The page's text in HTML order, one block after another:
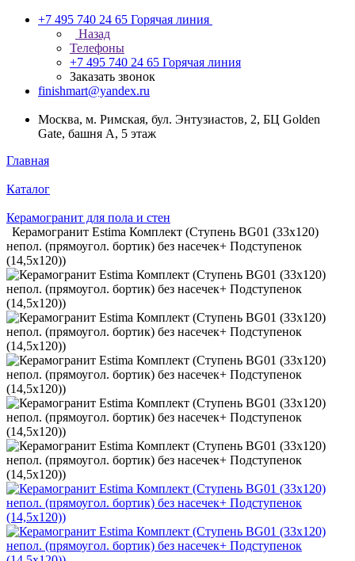
+7 495 740 24 65 Горячая линия
Назад
Телефоны
+7 495 740 24 65 Горячая линия
Заказать звонок
finishmart@yandex.ru
Москва, м. Римская, бул. Энтузиастов, 2, БЦ Golden
Gate, башня А, 5 этаж
Главная
Каталог
Керамогранит для пола и стен
Керамогранит Estima Комплект (Ступень BG01 (33x120)
непол. (прямоугол. бортик) без насечек+ Подступенок
(14,5x120))